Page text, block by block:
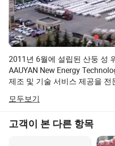
81kg *), 410L(순 용량 377L,
*), 499L(순 용량 459L, 192kg *) *
가 0.42kg/L일 때 계산됩니다 Q:
압력은 얼마입니까? A: 이상적인
까? A: 장비 진공에 대𝕜 보증은 판
요소는 구입일로부터 원 소유주까
계약서에 적용𝕠 수 있습니까? A:
일반적인 용어입니다. Q: 어떤 결제
Paypal이 지원됩니다.
2011년 6월에 설립된 산둥 성
AAUYAN New Energy
제조 및 기술 서비스 제공을
LNG 실린더, 소규모 LNG 공급
탱크입니다. AUYAN은 중국
모두보기
고객이 본 다른 항목